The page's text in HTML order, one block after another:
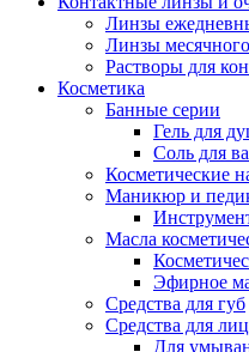
Линзы
Линзы
Растворы для
Косметика
Банные серии
Гель для
Соль для
Косметические
Маникюр и
Масла
Эфирное
Средства для губ
Средства для
Для